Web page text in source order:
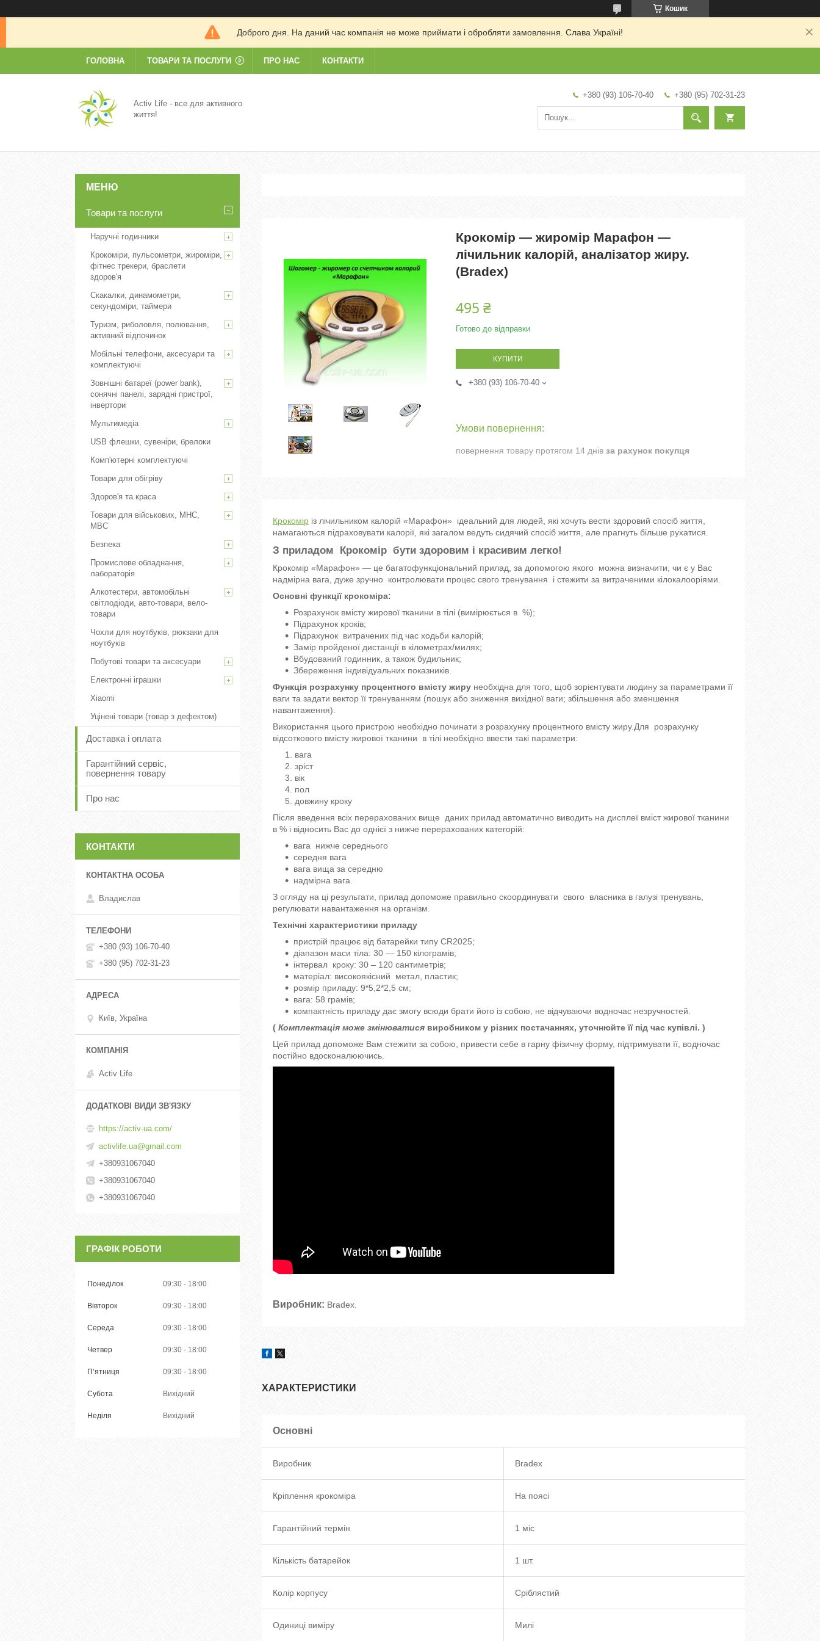
Кошик
Доброго дня. На даний час компанія не може приймати і обробляти замовлення. Слава Україні!
ГОЛОВНА ТОВАРИ ТА ПОСЛУГИ ПРО НАС КОНТАКТИ
Activ Life - все для активного
життя!
+380 (93) 106-70-40 +380 (95) 702-31-23
Крокомір — жиромір Марафон —
лічильник калорій, аналізатор жиру.
(Bradex)
495 ₴
Готово до відправки
КУПИТИ
+380 (93) 106-70-40
повернення товару протягом 14 днів за рахунок покупця
Крокомір із лічильником калорій «Марафон» ідеальний для людей, які хочуть вести здоровий спосіб життя,
намагаються підраховувати калорії, які загалом ведуть сидячий спосіб життя, але прагнуть більше рухатися.
З приладом Крокомір бути здоровим і красивим легко!
Крокомір «Марафон» — це багатофункціональний прилад, за допомогою якого можна визначити, чи є у Вас
надмірна вага, дуже зручно контролювати процес свого тренування і стежити за витраченими кілокалооріями.
Основні функції крокоміра:
Розрахунок вмісту жирової тканини в тілі (вимірюється в %);
Підрахунок кроків;
Підрахунок витрачених під час ходьби калорій;
Замір пройденої дистанції в кілометрах/милях;
Вбудований годинник, а також будильник;
Збереження індивідуальних показників.
Функція розрахунку процентного вмісту жиру необхідна для того, щоб зорієнтувати людину за параметрами її
ваги та задати вектор її тренуванням (пошук або зниження вихідної ваги; збільшення або зменшення
навантаження).
Використання цього пристрою необхідно починати з розрахунку процентного вмісту жиру.Для розрахунку
відсоткового вмісту жирової тканини в тілі необхідно ввести такі параметри:
вага
зріст
вік
пол
довжину кроку
Після введення всіх перерахованих вище даних прилад автоматично виводить на дисплеї вміст жирової тканини
в % і відносить Вас до однієї з нижче перерахованих категорій:
вага нижче середнього
середня вага
вага вища за середню
надмірна вага.
З огляду на ці результати, прилад допоможе правильно скоординувати свого власника в галузі тренувань,
регулювати навантаження на організм.
Технічні характеристики приладу
пристрій працює від батарейки типу CR2025;
діапазон маси тіла: 30 — 150 кілограмів;
інтервал кроку: 30 – 120 сантиметрів;
матеріал: високоякісний метал, пластик;
розмір приладу: 9*5,2*2,5 см;
вага: 58 грамів;
компактність приладу дає змогу всюди брати його із собою, не відчуваючи водночас незручностей.
( Комплектація може змінюватися виробником у різних постачаннях, уточнюйте її під час купівлі. )
Цей прилад допоможе Вам стежити за собою, привести себе в гарну фізичну форму, підтримувати її, водночас
постійно вдосконалюючись.
Виробник: Bradex.
ХАРАКТЕРИСТИКИ
Основні
Виробник Bradex
Кріплення крокоміра На поясі
Гарантійний термін 1 міс
Кількість батарейок 1 шт.
Колір корпусу Сріблястий
Одиниці виміру Милі
Товари та послуги
Наручні годинники
Крокоміри, пульсометри, жироміри,
фітнес трекери, браслети
здоров'я
Скакалки, динамометри,
секундоміри, таймери
Туризм, риболовля, полювання,
активний відпочинок
Мобільні телефони, аксесуари та
комплектуючі
Зовнішні батареї (power bank),
сонячні панелі, зарядні пристрої,
інвертори
Мультимедіа
USB флешки, сувеніри, брелоки
Комп'ютерні комплектуючі
Товари для обігріву
Здоров'я та краса
Товари для військових, МНС,
МВС
Безпека
Промислове обладнання,
лабораторія
Алкотестери, автомобільні
світлодіоди, авто-товари, вело-
товари
Чохли для ноутбуків, рюкзаки для
ноутбуків
Побутові товари та аксесуари
Електронні іграшки
Xiaomi
Уцінені товари (товар з дефектом)
Доставка і оплата
Гарантійний сервіс,
повернення товару
Про нас
КОНТАКТИ
Владислав
+380 (93) 106-70-40
+380 (95) 702-31-23
Київ, Україна
Activ Life
https://activ-ua.com/
activlife.ua@gmail.com
+380931067040
+380931067040
+380931067040
ГРАФІК РОБОТИ
Понеділок 09:30 18:00
Вівторок 09:30 18:00
Середа 09:30 18:00
Четвер 09:30 18:00
Пʼятниця 09:30 18:00
Субота Вихідний
Неділя Вихідний